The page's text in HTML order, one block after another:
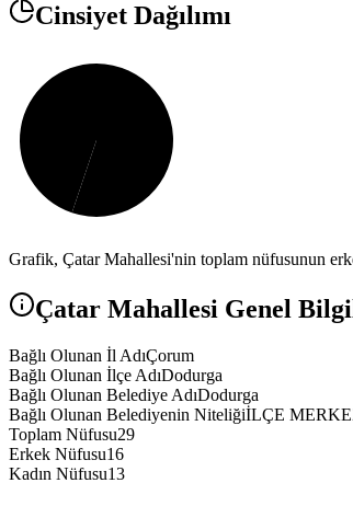
Cinsiyet Dağılımı
Grafik, ÇatarMahallesi'nin toplam nüfusunun
Çatar Mahallesi Genel
Bağlı Olunan İl AdıÇorum
Bağlı Olunan İlçe AdıDodurga
Bağlı Olunan Belediye AdıDodurga
Bağlı Olunan Belediyenin NiteliğiİLÇE
Toplam Nüfusu29
Erkek Nüfusu16
Kadın Nüfusu13